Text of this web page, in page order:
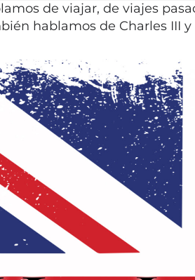
de viajar, de viajes
hablamos de Charles III